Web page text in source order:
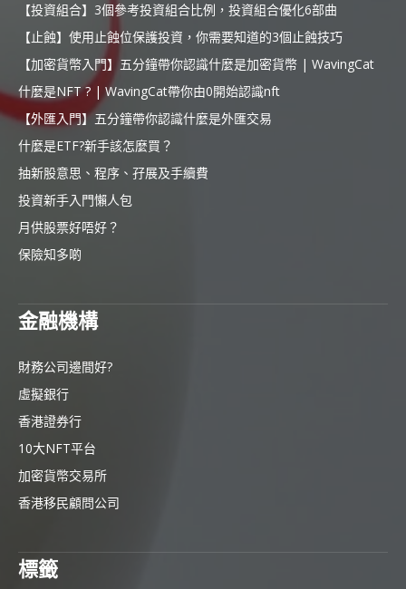
【投資組合】3個參考投資組合比例，投資組合優化6部曲
【止蝕】使用止蝕位保護投資，你需要知道的3個止蝕技巧
【加密貨幣入門】五分鐘帶你認識什麼是加密貨幣 | WavingCat
什麼是NFT ? | WavingCat帶你由0開始認識nft
【外匯入門】五分鐘帶你認識什麼是外匯交易
什麼是ETF?新手該怎麼買？
抽新股意思、程序、孖展及手續費
投資新手入門懶人包
月供股票好唔好？
保險知多啲
金融機構
財務公司邊間好?
虛擬銀行
香港證券行
10大NFT平台
加密貨幣交易所
香港移民顧問公司
標籤